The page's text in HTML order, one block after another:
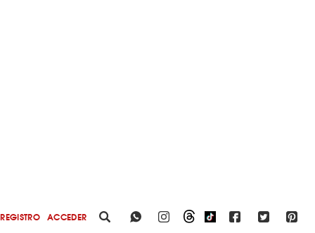
REGISTRO ACCEDER